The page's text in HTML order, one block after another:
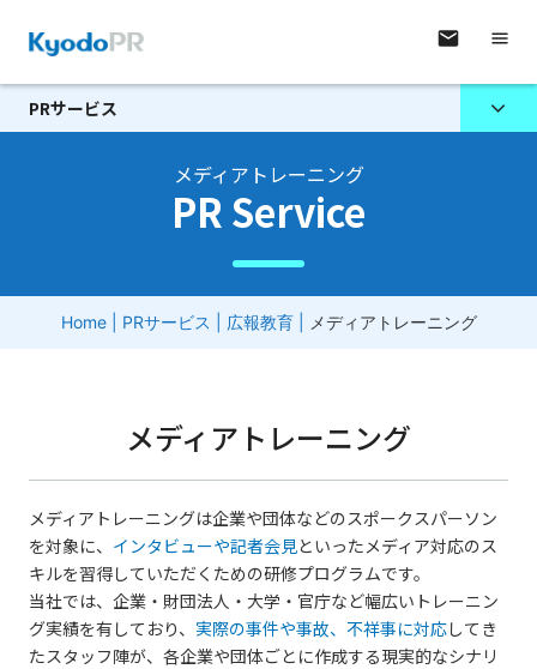
PRサービス
メディアトレーニング
PR Service
Home PRサービス 広報教育 メディアトレーニング
メディアトレーニング
メディアトレーニングは企業や団体などのスポークスパーソン
を対象に、 インタビューや記者会見といったメディア対応のス
キルを習得していただくための研修プログラムです。
当社では、企業・財団法人・大学・官庁など幅広いトレーニン
グ実績を有しており、 実際の事件や事故、不祥事に対応してき
たスタッフ陣が、各企業や団体ごとに作成する現実的なシナリ